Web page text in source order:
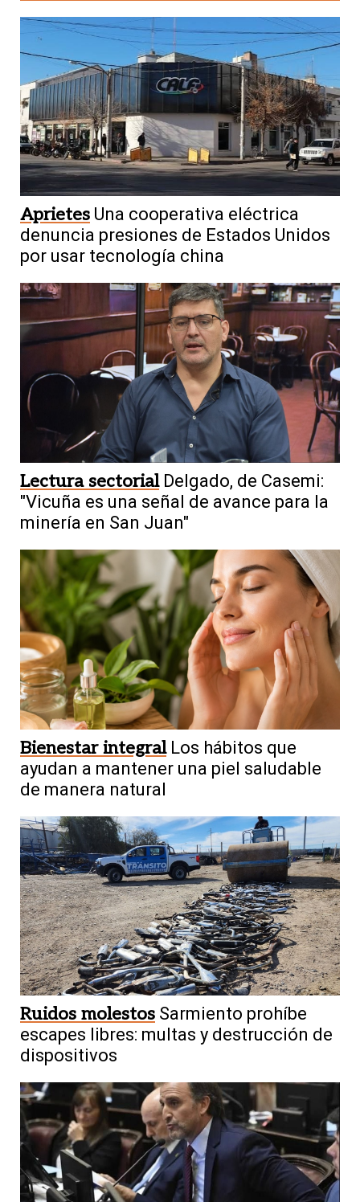
Aprietes Una cooperativa eléctrica
denuncia presiones de Estados Unidos
por usar tecnología china
Lectura sectorial Delgado, de Casemi:
"Vicuña es una señal de avance para la
minería en San Juan"
Bienestar integral Los hábitos que
ayudan a mantener una piel saludable
de manera natural
Ruidos molestos Sarmiento prohíbe
escapes libres: multas y destrucción de
dispositivos